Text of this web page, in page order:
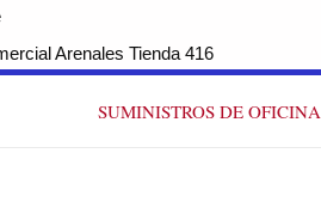
Arenales Tienda 416
SUMINISTROS DE OFICINA